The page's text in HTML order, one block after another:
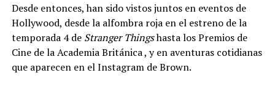
Desde entonces, han sido vistos juntos en eventos de
Hollywood, desde la alfombra roja en el estreno de la
temporada 4 de Stranger Thingshasta los Premios de
Cine de la Academia Británica , y en aventuras cotidianas
que aparecen en el Instagram de Brown.